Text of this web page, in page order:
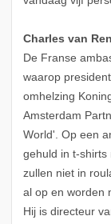
Charles van
De Franse
waarop
omhelzing
Amsterdam
World'. Op een
gehuld in t-shirts
zullen niet in
al op en worden
Hij is directeur